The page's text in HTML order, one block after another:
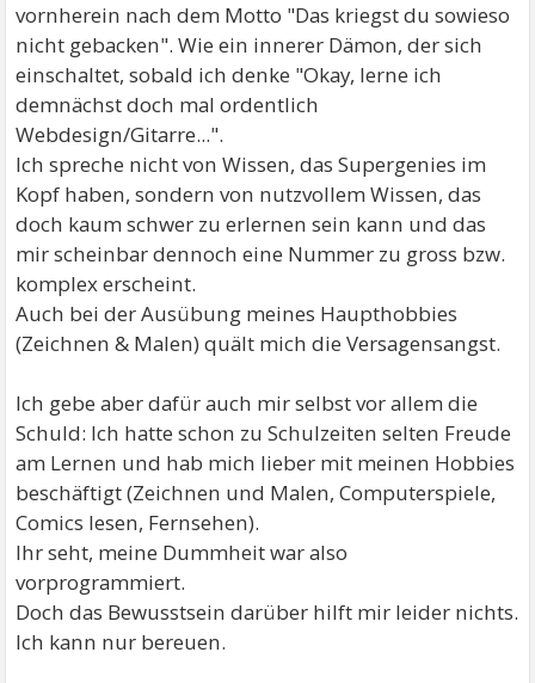
vornherein nach dem Motto "Das kriegst du sowieso
nicht gebacken". Wie ein innerer Dämon, der sich
einschaltet, sobald ich denke "Okay, lerne ich
demnächst doch mal ordentlich
Webdesign/Gitarre...".
Ich spreche nicht von Wissen, das Supergenies im
Kopf haben, sondern von nutzvollem Wissen, das
doch kaum schwer zu erlernen sein kann und das
mir scheinbar dennoch eine Nummer zu gross bzw.
komplex erscheint.
Auch bei der Ausübung meines Haupthobbies
(Zeichnen & Malen) quält mich die Versagensangst.
Ich gebe aber dafür auch mir selbst vor allem die
Schuld: Ich hatte schon zu Schulzeiten selten Freude
am Lernen und hab mich lieber mit meinen Hobbies
beschäftigt (Zeichnen und Malen, Computerspiele,
Comics lesen, Fernsehen).
Ihr seht, meine Dummheit war also
vorprogrammiert.
Doch das Bewusstsein darüber hilft mir leider nichts.
Ich kann nur bereuen.